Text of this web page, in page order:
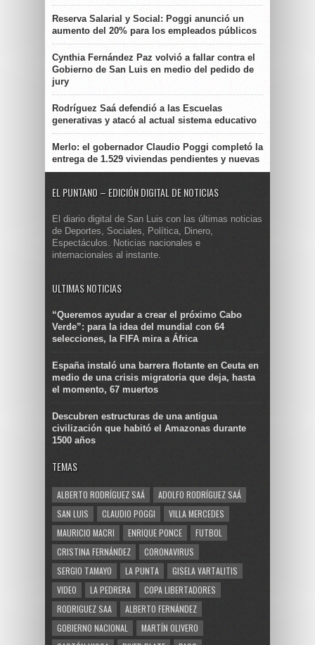
Reserva Salarial y Social: Poggi anunció un
aumento del 20% para los empleados públicos
Cynthia Fernández Paz volvió a fallar contra el
Gobierno de San Luis en medio del pedido de
jury
Rodríguez Saá defendió a las Escuelas
generativas y atacó al actual sistema educativo
Merlo: el gobernador Claudio Poggi completó la
entrega de 1.529 viviendas pendientes y nuevas
EL PUNTANO – EDICIÓN DIGITAL DE NOTICIAS
El diario digital de San Luis con las últimas noticias
de Deportes, Sociales, Política, Dinero,
Espectáculos. Noticias nacionales e
internacionales al instante.
ULTIMAS NOTICIAS
“Queremos ayudar a crear el próximo Cabo
Verde”: para la idea del mundial con 64
selecciones, la FIFA mira a África
España instaló una barrera flotante en Ceuta en
medio de una crisis migratoria que deja, hasta
el momento, 67 muertos
Descubren estructuras de una antigua
civilización que habitó el Amazonas durante
1500 años
TEMAS
ALBERTO RODRÍGUEZ SAÁ
ADOLFO RODRÍGUEZ SAÁ
SAN LUIS
CLAUDIO POGGI
VILLA MERCEDES
MAURICIO MACRI
ENRIQUE PONCE
FUTBOL
CRISTINA FERNÁNDEZ
CORONAVIRUS
SERGIO TAMAYO
LA PUNTA
GISELA VARTALITIS
VIDEO
LA PEDRERA
COPA LIBERTADORES
RODRIGUEZ SAA
ALBERTO FERNÁNDEZ
GOBIERNO NACIONAL
MARTÍN OLIVERO